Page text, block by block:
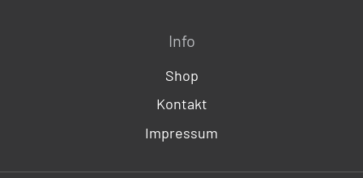
Info
Shop
Kontakt
Impressum